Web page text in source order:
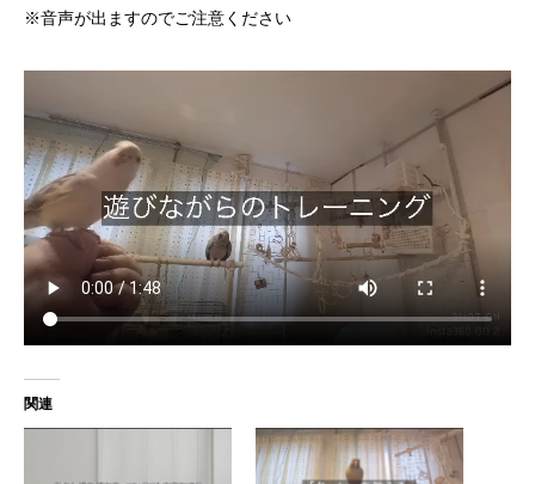
※音声が出ますのでご注意ください
関連